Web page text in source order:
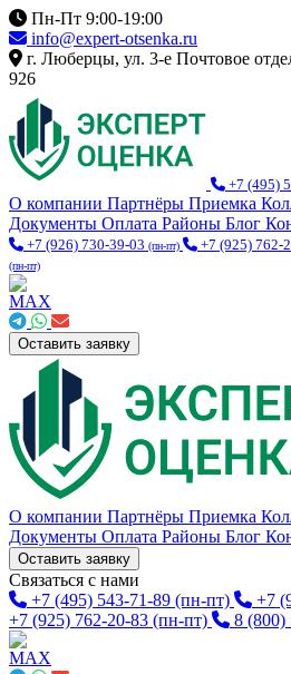
Пн-Пт 9:00-19:00
info@expert-otsenka.ru
г. Люберцы, ул. 3-е Почтовое
926
+7 (495)
О компании Партнёры Приемка
Документы Оплата Районы Блог
+7 (926) 730-39-03 (пн-пт) +7 (925) 762-
(пн-пт)
Оставить заявку
О компании Партнёры Приемка
Документы Оплата Районы Блог
Оставить заявку
Связаться с нами
+7 (495) 543-71-89 (пн-пт) +7
+7 (925) 762-20-83 (пн-пт) 8 (800)